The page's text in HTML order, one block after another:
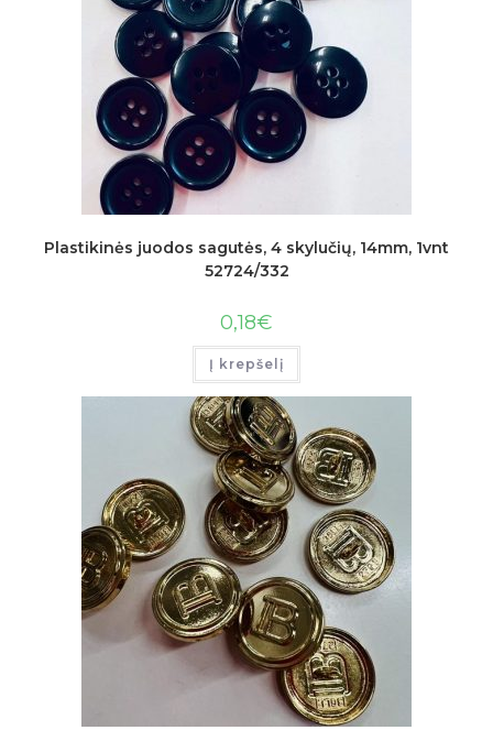
Plastikinės juodos sagutės, 4 skylučių, 14mm, 1vnt
52724/332
0,18€
Į krepšelį